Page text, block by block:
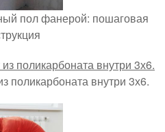
пол фанерой: пошаговая
поликарбоната внутри 3х6.